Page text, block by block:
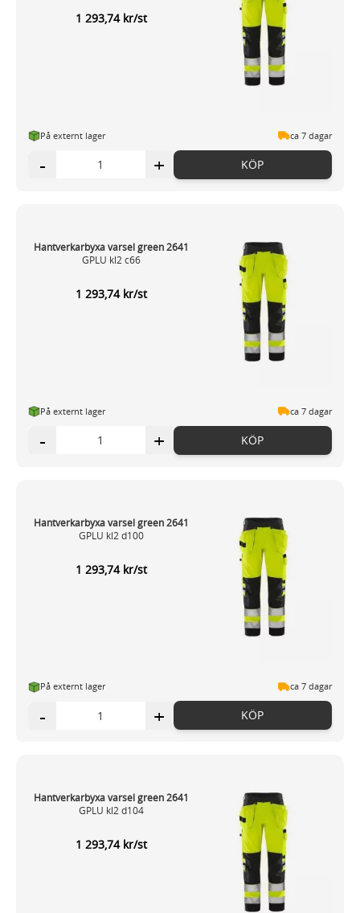
1 293,74 kr/st
På externt lager ca 7 dagar
- + KÖP
Hantverkarbyxa varsel green 2641
GPLU kl2 c66
1 293,74 kr/st
På externt lager ca 7 dagar
- + KÖP
Hantverkarbyxa varsel green 2641
GPLU kl2 d100
1 293,74 kr/st
På externt lager ca 7 dagar
- + KÖP
Hantverkarbyxa varsel green 2641
GPLU kl2 d104
1 293,74 kr/st